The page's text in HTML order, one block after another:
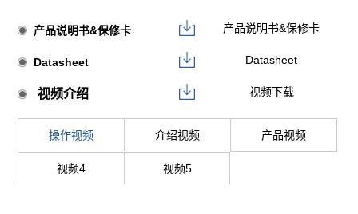
产品说明书&保修卡 产品说明书&保修卡
Datasheet Datasheet
视频介绍 视频下载
操作视频 介绍视频 产品视频
视频4 视频5